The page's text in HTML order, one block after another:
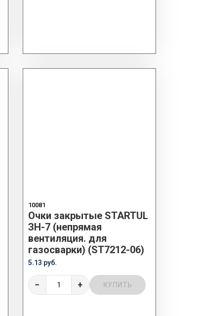
10081
Очки закрытые STARTUL
ЗН-7 (непрямая
вентиляция. для
газосварки) (ST7212-06)
5.13 руб.
− + КУПИТЬ